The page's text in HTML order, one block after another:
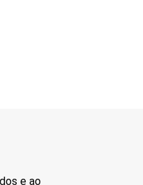
e ao